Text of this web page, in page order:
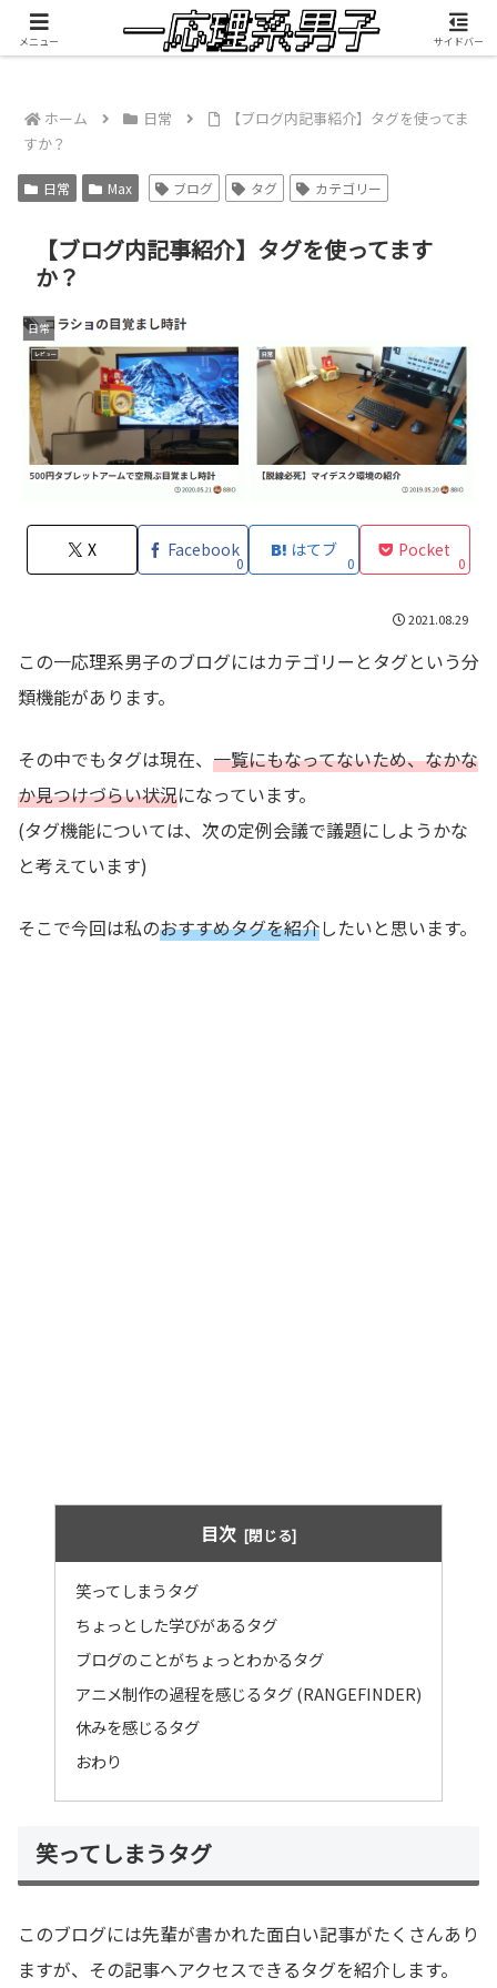
積雲が映像制作したMV『RANGEFINDER』公開中
ホーム 日常
【ブログ内記事紹介】タグを使ってま
すか？
日常 Max ブログ タグ カテゴリー
【ブログ内記事紹介】タグを使ってます
か？
日常
X Facebook
0
はてブ
0
Pocket
0
2021.08.29
この一応理系男子のブログにはカテゴリーとタグという分
類機能があります。
その中でもタグは現在、 一覧にもなってないため、なかな
か見つけづらい状況になっています。
(タグ機能については、次の定例会議で議題にしようかな
と考えています)
そこで今回は私のおすすめタグを紹介したいと思います。
目次
笑ってしまうタグ
ちょっとした学びがあるタグ
ブログのことがちょっとわかるタグ
アニメ制作の過程を感じるタグ (RANGEFINDER)
休みを感じるタグ
おわり
笑ってしまうタグ
このブログには先輩が書かれた面白い記事がたくさんあり
ますが、その記事へアクセスできるタグを紹介します。
メニュー サイドバー